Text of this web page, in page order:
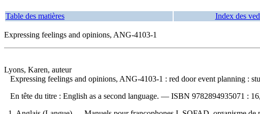
Table des matières Index des
Expressing feelings and opinions, ANG-4103-1
Lyons, Karen, auteur
Expressing feelings and opinions, ANG-4103-1 : red door event planning :
En tête du titre : English as a second language. — ISBN 9782894935071 :